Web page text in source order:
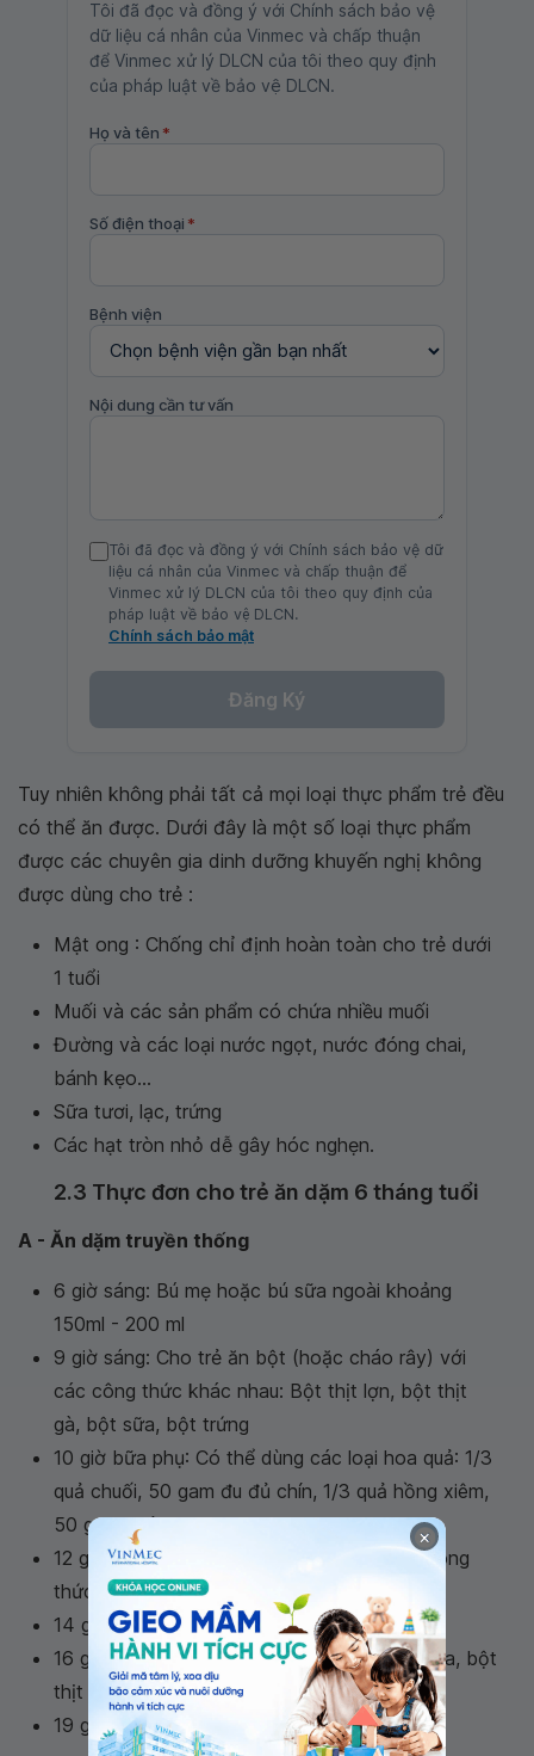
Tôi đã đọc và đồng ý với Chính sách bảo vệ
dữ liệu cá nhân của Vinmec và chấp thuận
để Vinmec xử lý DLCN của tôi theo quy định
của pháp luật về bảo vệ DLCN.
Họ và tên *
Số điện thoại *
Bệnh viện
Nội dung cần tư vấn
Tôi đã đọc và đồng ý với Chính sách bảo vệ dữ
liệu cá nhân của Vinmec và chấp thuận để
Vinmec xử lý DLCN của tôi theo quy định của
pháp luật về bảo vệ DLCN.
Chính sách bảo mật
Đăng Ký
Tuy nhiên không phải tất cả mọi loại thực phẩm trẻ đều
có thể ăn được. Dưới đây là một số loại thực phẩm
được các chuyên gia dinh dưỡng khuyến nghị không
được dùng cho trẻ :
Mật ong : Chống chỉ định hoàn toàn cho trẻ dưới
1 tuổi
Muối và các sản phẩm có chứa nhiều muối
Đường và các loại nước ngọt, nước đóng chai,
bánh kẹo...
Sữa tươi, lạc, trứng
Các hạt tròn nhỏ dễ gây hóc nghẹn.
2.3 Thực đơn cho trẻ ăn dặm 6 tháng tuổi
A - Ăn dặm truyền thống
6 giờ sáng: Bú mẹ hoặc bú sữa ngoài khoảng
150ml - 200 ml
9 giờ sáng: Cho trẻ ăn bột (hoặc cháo rây) với
các công thức khác nhau: Bột thịt lợn, bột thịt
gà, bột sữa, bột trứng
10 giờ bữa phụ: Có thể dùng các loại hoa quả: 1/3
quả chuối, 50 gam đu đủ chín, 1/3 quả hồng xiêm,
50 gam xoài
12 giờ trưa một cữ sữa: Sữa mẹ hoặc sữa công
thức – 150 ml
14 giờ chiều: Ăn nhẹ bơ nghiền, sữa chua
16 giờ chiều: Cữ bột, có thể lựa chọn bột sữa, bột
thịt lợn, bột thịt gà
19 giờ tối: Một cữ bú khoảng 150ml - 200ml
×